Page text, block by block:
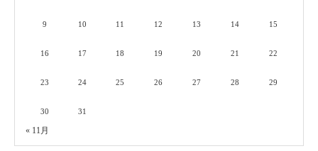
9 10 11 12 13 14 15
16 17 18 19 20 21 22
23 24 25 26 27 28 29
30 31
« 11月